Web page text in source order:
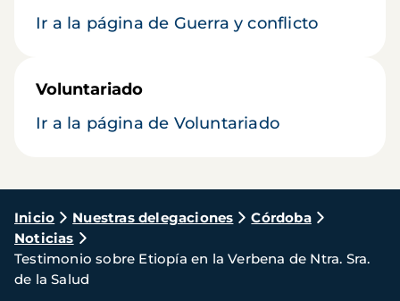
Ir a la página de Guerra y conflicto
Voluntariado
Ir a la página de Voluntariado
Ruta
de
navegación
Inicio Nuestras delegaciones
Córdoba
Noticias
Testimonio sobre Etiopía en la Verbena de Ntra. Sra.
de la Salud